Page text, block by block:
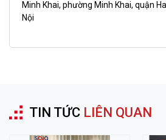
Minh Khai, phường Minh Khai, quận
Nội
TIN TỨC LIÊN QUAN